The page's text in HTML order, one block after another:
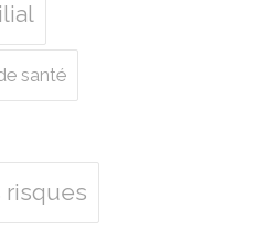
santé
risques